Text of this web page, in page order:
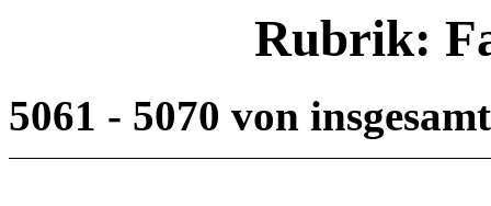
Rubrik:
5061 - 5070 von